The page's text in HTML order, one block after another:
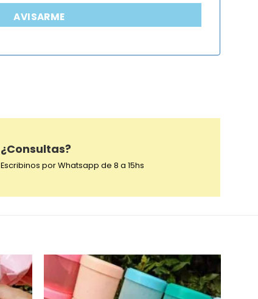
AVISARME
¿Consultas?
Escribinos por Whatsapp de 8 a 15hs